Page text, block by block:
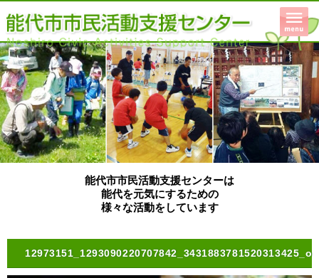
能代市市民活動支援センターは
能代を元気にするための
様々な活動をしています
12973151_1293090220707842_3431883781520313425_o